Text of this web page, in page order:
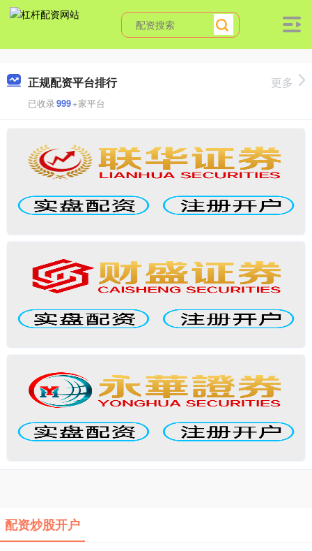
正规配资平台排行
已收录999+家平台
更多
配资炒股开户